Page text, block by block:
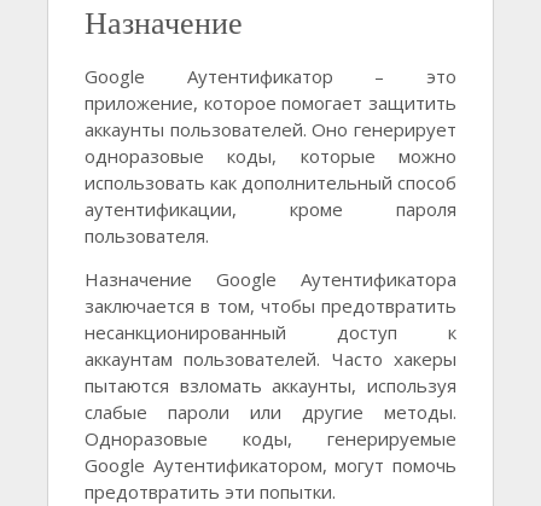
Назначение
Google Аутентификатор – это
приложение, которое помогает защитить
аккаунты пользователей. Оно генерирует
одноразовые коды, которые можно
использовать как дополнительный способ
аутентификации, кроме пароля
пользователя.
Назначение Google Аутентификатора
заключается в том, чтобы предотвратить
несанкционированный доступ к
аккаунтам пользователей. Часто хакеры
пытаются взломать аккаунты, используя
слабые пароли или другие методы.
Одноразовые коды, генерируемые
Google Аутентификатором, могут помочь
предотвратить эти попытки.